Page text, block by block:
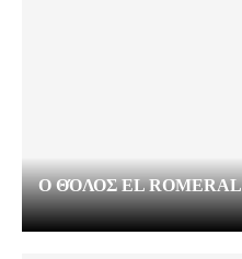
Ο ΘΌΛΟΣ EL